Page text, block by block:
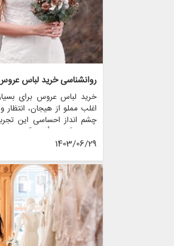
خرید لباس عروس برای
اغلب مملو از هیجان،
چشم انداز احساسی این
تصمیم گیری تأثیر بگذارد و
سبک شخصی بلکه عوامل
احساسات به تصمیمات و
در این فرآیند پیچیده را
1403/06/29